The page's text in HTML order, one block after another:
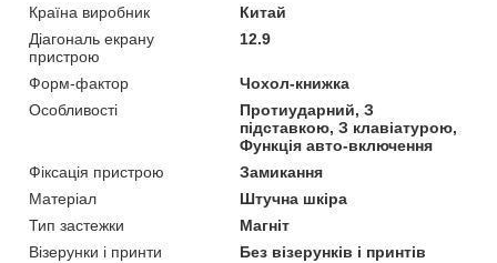
Країна виробник
Китай
Діагональ екрану
пристрою
12.9
Форм-фактор
Чохол-книжка
Особливості
Протиударний, З
підставкою, З клавіатурою,
Функція авто-включення
Фіксація пристрою
Замикання
Матеріал
Штучна шкіра
Тип застежки
Магніт
Візерунки і принти
Без візерунків і принтів